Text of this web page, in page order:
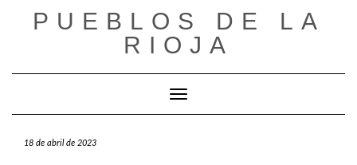
PUEBLOS DE LA
RIOJA
Cambiar modo de navegación
18 de abril de 2023